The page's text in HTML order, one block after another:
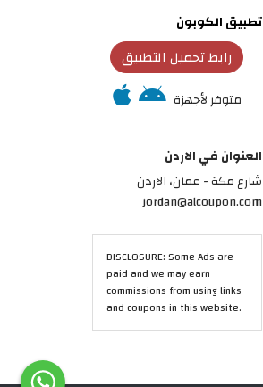
تطبيق الكوبون
رابط تحميل التطبيق
متوفر لأجهزة
العنوان في الاردن
شارع مكة - عمان، الاردن
jordan@alcoupon.com
DISCLOSURE: Some Ads are
paid and we may earn
commissions from using links
and coupons in this website.